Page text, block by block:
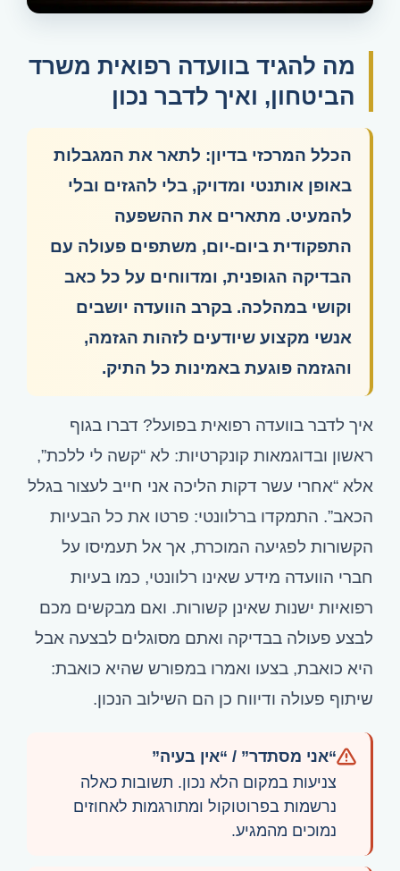
מה להגיד בוועדה רפואית משרד
הביטחון, ואיך לדבר נכון
הכלל המרכזי בדיון: לתאר את המגבלות
באופן אותנטי ומדויק, בלי להגזים ובלי
להמעיט. מתארים את ההשפעה
התפקודית ביום-יום, משתפים פעולה עם
הבדיקה הגופנית, ומדווחים על כל כאב
וקושי במהלכה. בקרב הוועדה יושבים
אנשי מקצוע שיודעים לזהות הגזמה,
והגזמה פוגעת באמינות כל התיק.
איך לדבר בוועדה רפואית בפועל? דברו בגוף
ראשון ובדוגמאות קונקרטיות: לא “קשה לי ללכת”,
אלא “אחרי עשר דקות הליכה אני חייב לעצור בגלל
הכאב”. התמקדו ברלוונטי: פרטו את כל הבעיות
הקשורות לפגיעה המוכרת, אך אל תעמיסו על
חברי הוועדה מידע שאינו רלוונטי, כמו בעיות
רפואיות ישנות שאינן קשורות. ואם מבקשים מכם
לבצע פעולה בבדיקה ואתם מסוגלים לבצעה אבל
היא כואבת, בצעו ואמרו במפורש שהיא כואבת:
שיתוף פעולה ודיווח כן הם השילוב הנכון.
“אני מסתדר” / “אין בעיה”
צניעות במקום הלא נכון. תשובות כאלה
נרשמות בפרוטוקול ומתורגמות לאחוזים
נמוכים מהמגיע.